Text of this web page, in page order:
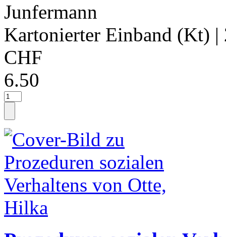
Junfermann
Kartonierter Einband (Kt) |
CHF
6.50